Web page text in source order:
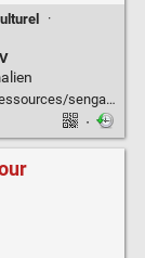
·
eco-responsable/
·